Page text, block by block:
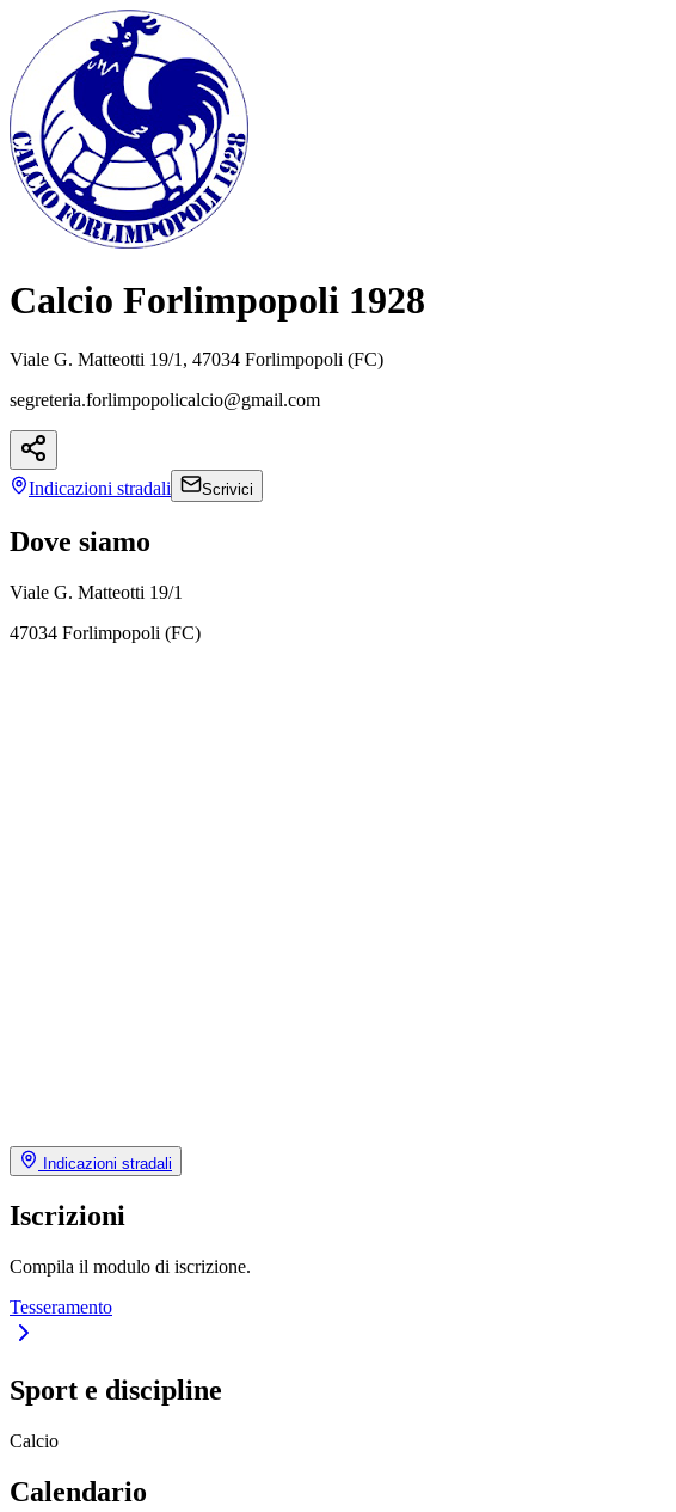
Calcio Forlimpopoli 1928
Viale G. Matteotti 19/1, 47034 Forlimpopoli (FC)
segreteria.forlimpopolicalcio@gmail.com
Indicazioni stradali Scrivici
Dove siamo
Viale G. Matteotti 19/1
47034 Forlimpopoli (FC)
Indicazioni stradali
Iscrizioni
Compila il modulo di iscrizione.
Tesseramento
Sport e discipline
Calcio
Calendario